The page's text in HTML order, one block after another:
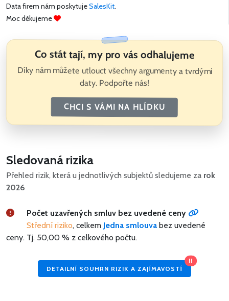
Data firem nám poskytujeSalesKit.
Moc děkujeme
Co stát tají, my pro vás odhalujeme
Díky nám můžete utlouct všechny argumenty a tvrdými
daty. Podpořte nás!
CHCI S VÁMI NA HLÍDKU
Sledovaná rizika
Přehled rizik, která u jednotlivých subjektů sledujeme za rok
2026
Počet uzavřených smluv bez uvedené ceny
Střední riziko, celkem Jedna smlouva bez uvedené
ceny. Tj. 50,00 % z celkového počtu.
DETAILNÍ SOUHRN RIZIK A ZAJÍMAVOSTÍ
!!